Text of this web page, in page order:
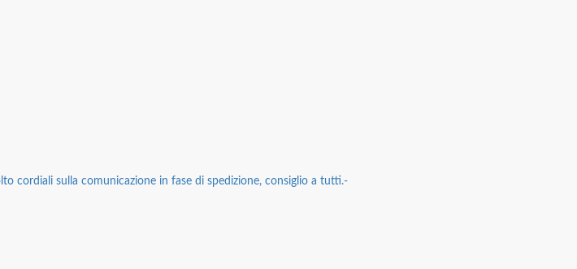
cordiali sulla comunicazione in fase di spedizione, consiglio a tutti.-